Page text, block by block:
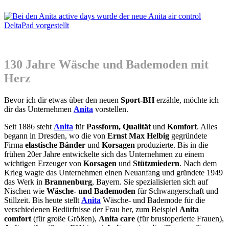
130 Jahre Wäsche und Bademoden mit
Herz
Bevor ich dir etwas über den neuen Sport-BHerzähle, möchte ich
dir das Unternehmen Anita vorstellen.
Seit 1886 steht Anita fürPassform, Qualität und Komfort. Alles
begann in Dresden, wo die von Ernst Max Helbig gegründete
Firma elastische Bänder und Korsagen produzierte. Bis in die
frühen 20er Jahre entwickelte sich das Unternehmen zu einem
wichtigen Erzeuger von Korsagen und Stützmiedern. Nach dem
Krieg wagte das Unternehmen einen Neuanfang und gründete 1949
das Werk in Brannenburg, Bayern. Sie spezialisierten sich auf
Nischen wie Wäsche- und Bademoden für Schwangerschaft und
Stillzeit. Bis heute stellt Anita Wäsche- und Bademode für die
verschiedenen Bedürfnisse der Frau her, zum Beispiel Anita
comfort (für große Größen), Anita care (für brustoperierte Frauen),